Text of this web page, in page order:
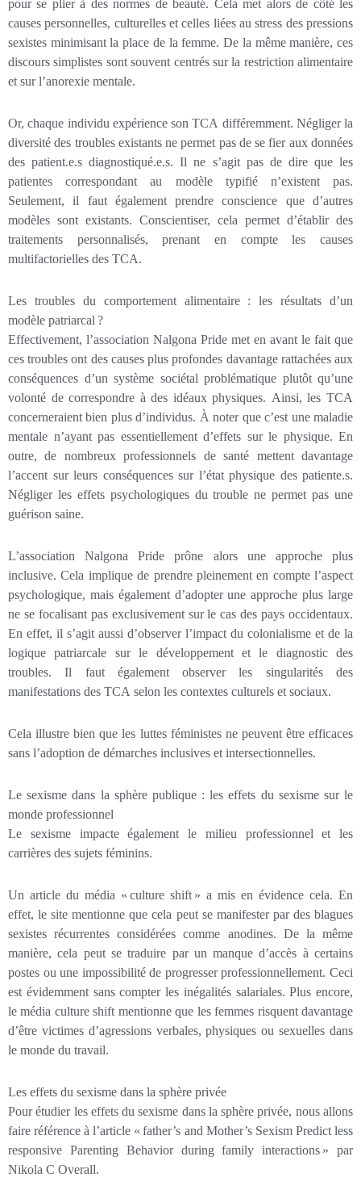
pour se plier à des normes de beauté. Cela met alors de côté les
causes personnelles, culturelles et celles liées au stress des pressions
sexistes minimisant la place de la femme. De la même manière, ces
discours simplistes sont souvent centrés sur la restriction alimentaire
et sur l’anorexie mentale.
Or, chaque individu expérience son TCA différemment. Négliger la
diversité des troubles existants ne permet pas de se fier aux données
des patient.e.s diagnostiqué.e.s. Il ne s’agit pas de dire que les
patientes correspondant au modèle typifié n’existent pas.
Seulement, il faut également prendre conscience que d’autres
modèles sont existants. Conscientiser, cela permet d’établir des
traitements personnalisés, prenant en compte les causes
multifactorielles des TCA.
Les troubles du comportement alimentaire : les résultats d’un
modèle patriarcal ?
Effectivement, l’association Nalgona Pride met en avant le fait que
ces troubles ont des causes plus profondes davantage rattachées aux
conséquences d’un système sociétal problématique plutôt qu’une
volonté de correspondre à des idéaux physiques. Ainsi, les TCA
concerneraient bien plus d’individus. À noter que c’est une maladie
mentale n’ayant pas essentiellement d’effets sur le physique. En
outre, de nombreux professionnels de santé mettent davantage
l’accent sur leurs conséquences sur l’état physique des patiente.s.
Négliger les effets psychologiques du trouble ne permet pas une
guérison saine.
L’association Nalgona Pride prône alors une approche plus
inclusive. Cela implique de prendre pleinement en compte l’aspect
psychologique, mais également d’adopter une approche plus large
ne se focalisant pas exclusivement sur le cas des pays occidentaux.
En effet, il s’agit aussi d’observer l’impact du colonialisme et de la
logique patriarcale sur le développement et le diagnostic des
troubles. Il faut également observer les singularités des
manifestations des TCA selon les contextes culturels et sociaux.
Cela illustre bien que les luttes féministes ne peuvent être efficaces
sans l’adoption de démarches inclusives et intersectionnelles.
Le sexisme dans la sphère publique : les effets du sexisme sur le
monde professionnel
Le sexisme impacte également le milieu professionnel et les
carrières des sujets féminins.
Un article du média « culture shift » a mis en évidence cela. En
effet, le site mentionne que cela peut se manifester par des blagues
sexistes récurrentes considérées comme anodines. De la même
manière, cela peut se traduire par un manque d’accès à certains
postes ou une impossibilité de progresser professionnellement. Ceci
est évidemment sans compter les inégalités salariales. Plus encore,
le média culture shift mentionne que les femmes risquent davantage
d’être victimes d’agressions verbales, physiques ou sexuelles dans
le monde du travail.
Les effets du sexisme dans la sphère privée
Pour étudier les effets du sexisme dans la sphère privée, nous allons
faire référence à l’article « father’s and Mother’s Sexism Predict less
responsive Parenting Behavior during family interactions » par
Nikola C Overall.